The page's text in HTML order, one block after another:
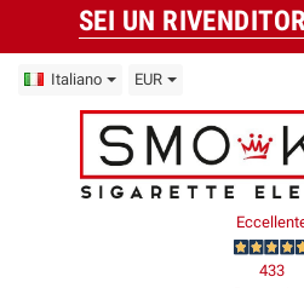
SEI UN
Italiano EUR
433